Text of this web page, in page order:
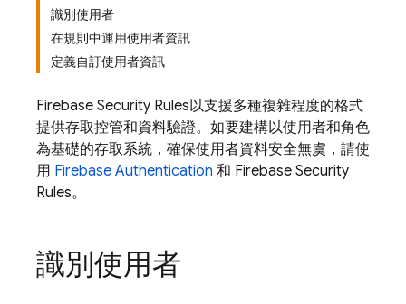
識別使用者
在規則中運用使用者資訊
定義自訂使用者資訊
Firebase Security Rules以支援多種複雜程度的格式
提供存取控管和資料驗證。如要建構以使用者和角色
為基礎的存取系統，確保使用者資料安全無虞，請使
用 Firebase Authentication 和 Firebase Security
Rules。
識別使用者